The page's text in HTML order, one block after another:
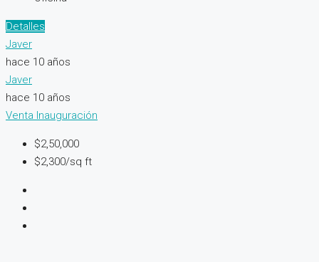
Detalles
Javer
hace 10 años
Javer
hace 10 años
Venta Inauguración
$2,50,000
$2,300/sq ft